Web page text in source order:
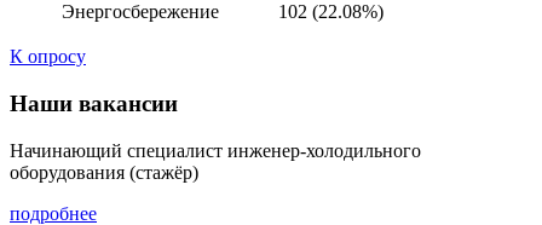
Энергосбережение
102 (22.08%)
К опросу
Наши вакансии
Начинающий специалист инженер-холодильного
оборудования (стажёр)
подробнее